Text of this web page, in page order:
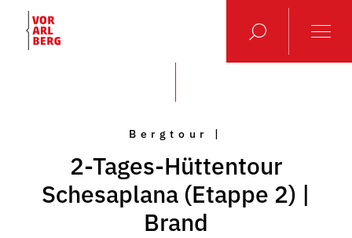
Bergtour |
2-Tages-Hüttentour
Schesaplana (Etappe 2) |
Brand